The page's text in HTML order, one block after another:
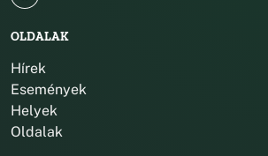
OLDALAK
Hírek
Események
Helyek
Oldalak